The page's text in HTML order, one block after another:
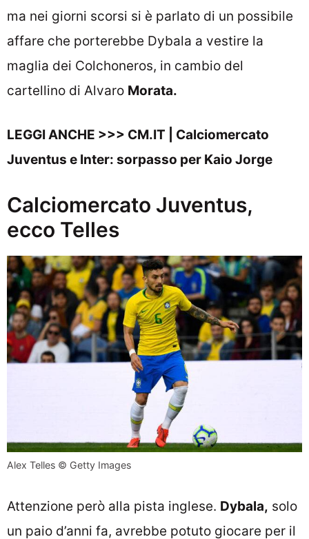
ma nei giorni scorsi si è parlato di un possibile
affare che porterebbe Dybala a vestire la
maglia dei Colchoneros, in cambio del
cartellino di Alvaro Morata.
LEGGI ANCHE >>> CM.IT | Calciomercato
Juventus e Inter: sorpasso per Kaio Jorge
Calciomercato Juventus,
ecco Telles
Alex Telles © Getty Images
Attenzione però alla pista inglese. Dybala, solo
un paio d’anni fa, avrebbe potuto giocare per il